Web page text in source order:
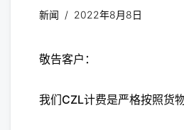
新闻 2022年8月8日
敬告客户：
我们CZL计费是严格按照货